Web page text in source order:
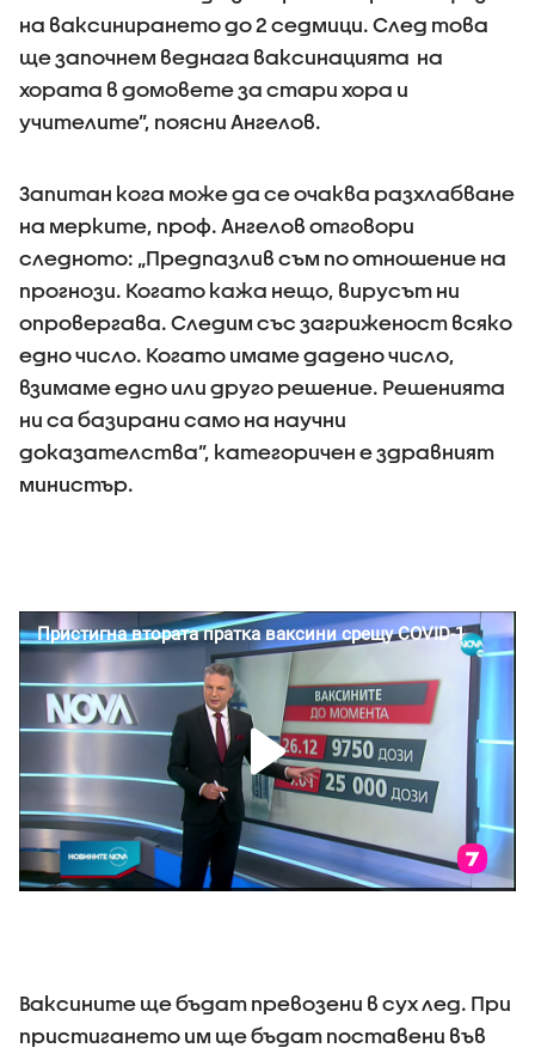
на ваксинирането до 2 седмици. След това
ще започнем веднага ваксинацията на
хората в домовете за стари хора и
учителите”, поясни Ангелов.
Запитан кога може да се очаква разхлабване
на мерките, проф. Ангелов отговори
следното: „Предпазлив съм по отношение на
прогнози. Когато кажа нещо, вирусът ни
опровергава. Следим със загриженост всяко
едно число. Когато имаме дадено число,
взимаме едно или друго решение. Решенията
ни са базирани само на научни
доказателства”, категоричен е здравният
министър.
Ваксините ще бъдат превозени в сух лед. При
пристигането им ще бъдат поставени във